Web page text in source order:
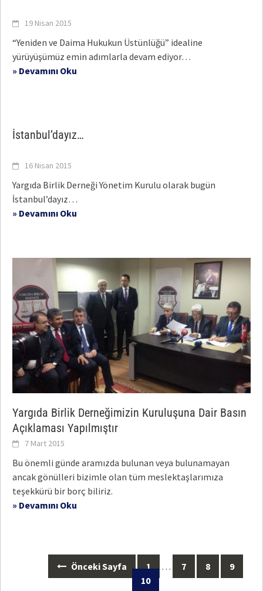
19 Nisan 2015
“Yeniden ve Daima Hukukun Üstünlüğü” idealine
yürüyüşümüz emin adımlarla devam ediyor…
» Devamını Oku
İstanbul’dayız…
16 Nisan 2015
Yargıda Birlik Derneği Yönetim Kurulu olarak bugün
İstanbul’dayız…
» Devamını Oku
Yargıda Birlik Derneğimizin Kuruluşuna Dair Basın
Açıklaması Yapılmıştır
7 Mart 2015
Bu önemli günde aramızda bulunan veya bulunamayan
ancak gönülleri bizimle olan tüm meslektaşlarımıza
teşekkürü bir borç biliriz.
» Devamını Oku
navigation
Önceki Sayfa 1 … 7 8
9
10